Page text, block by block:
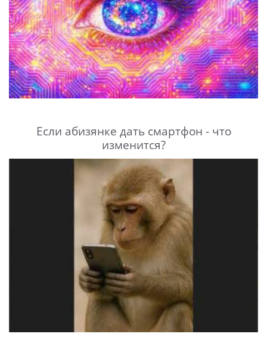
Если абизянке дать смартфон - что
изменится?